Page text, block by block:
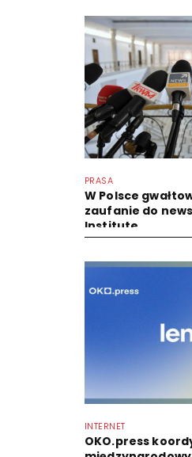
PRASA
W Polsce
zaufanie do
Institute
INTERNET
OKO.press